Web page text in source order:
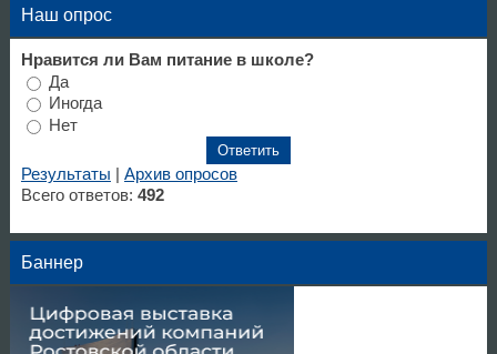
Наш опрос
Нравится ли Вам питание в школе?
Да
Иногда
Нет
Результаты | Архив опросов
Всего ответов: 492
Баннер